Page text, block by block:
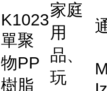
K1023
單聚
物PP
樹脂
家庭
用
品、
玩